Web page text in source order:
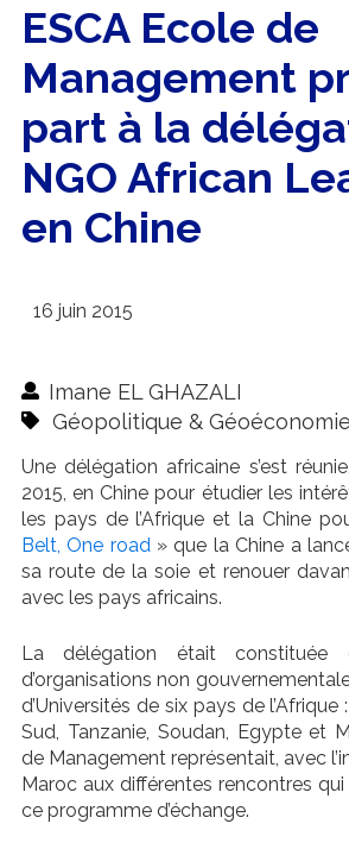
ESCA Ecole de
Management
part à la
NGO African
en Chine
16 juin 2015
Imane EL GHAZALI
Géopolitique & Géoéconomie
Une délégation africaine s’est
2015, en Chine pour étudier les
les pays de l’Afrique et la Chine
Belt, One road» que la Chine a
sa route de la soie et renouer
avec les pays africains.
La délégation était constituée
d’organisations non
d’Universités de six pays de
Sud, Tanzanie, Soudan, Egypte et
de Management représentait, avec
Maroc aux différentes rencontres
ce programme d’échange.